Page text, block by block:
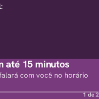
até 15 minutos
com você no horário
1 de 2